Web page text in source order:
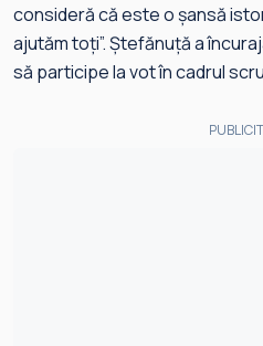
consideră că este o șansă
ajutăm toți”. Ștefănuță a
să participe la vot în cadrul